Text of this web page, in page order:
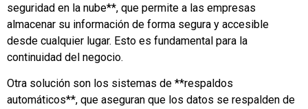
seguridad en la nube**, que permite a las empresas
almacenar su información de forma segura y accesible
desde cualquier lugar. Esto es fundamental para la
continuidad del negocio.
Otra solución son los sistemas de **respaldos
automáticos**, que aseguran que los datos se respalden de